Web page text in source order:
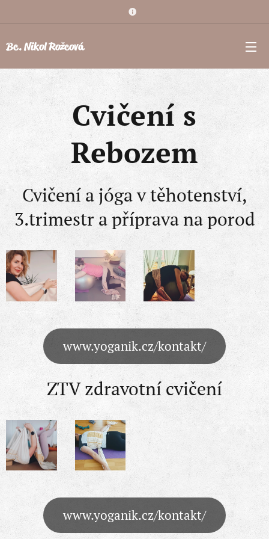
Bc. Nikol Rožcová
Cvičení s
Rebozem
Cvičení a jóga v těhotenství,
3.trimestr a příprava na porod
www.yoganik.cz/kontakt/
ZTV zdravotní cvičení
www.yoganik.cz/kontakt/